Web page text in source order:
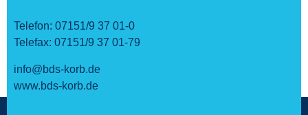
Telefon: 07151/9 37 01-0
Telefax: 07151/9 37 01-79
info@bds-korb.de
www.bds-korb.de